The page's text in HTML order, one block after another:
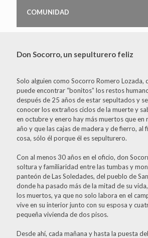
COMUNIDAD
Don Socorro, un sepulturero feliz
Solo alguien como Socorro Romero Lozada,
puede encontrar “bonitos” los restos
después de 25 años de estar sepultados y
conocer los extraños ciclos de la muerte y
en octubre y enero hay más muertos que en
año y que las cajas de madera y de fierro, al
cosa, sólo él porque él es sepulturero.
Con al menos 30 años en el oficio, don
soltura y familiaridad entre las tumbas y
panteón de Las Soledades, del pueblo de
donde ha pasado más de la mitad de su
los muertos, ya que no solo labora en el
vive en su interior junto con su esposa y
pequeña vivienda de dos pisos.
Desde ahí, cada mañana y hasta la puesta